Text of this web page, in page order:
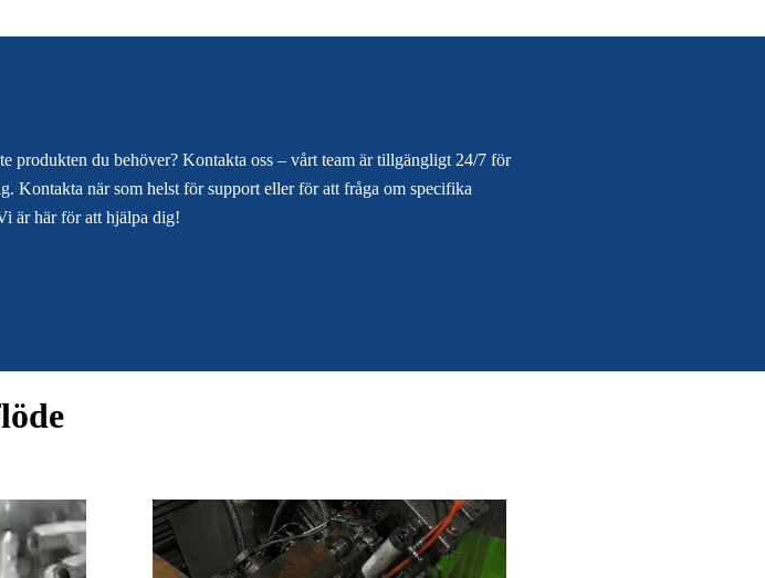
produkten du behöver? Kontakta oss – vårt team är tillgängligt 24/7 för
Kontakta när som helst för support eller för att fråga om specifika
är här för att hjälpa dig!